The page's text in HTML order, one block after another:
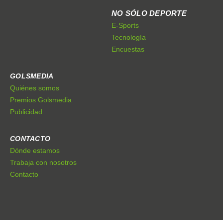
NO SÓLO DEPORTE
E-Sports
Tecnología
Encuestas
GOLSMEDIA
Quiénes somos
Premios Golsmedia
Publicidad
CONTACTO
Dónde estamos
Trabaja con nosotros
Contacto